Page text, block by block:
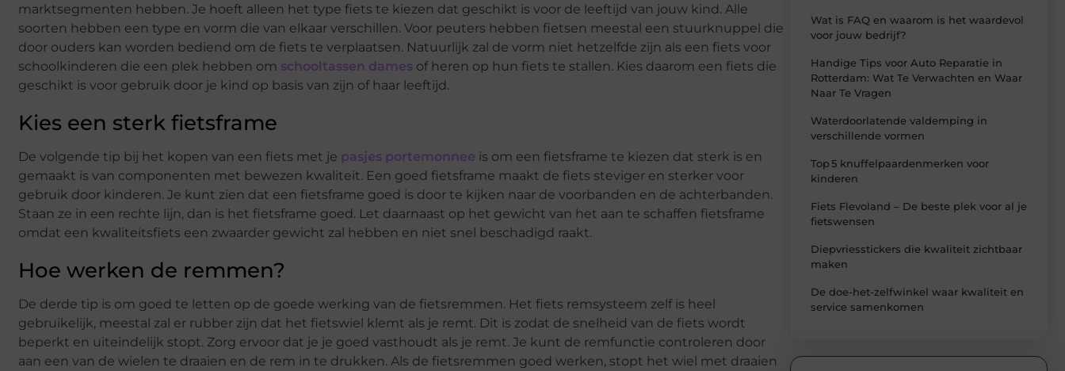
marktsegmenten hebben. Je hoeft alleen het type fiets te kiezen dat geschikt is voor de leeftijd van jouw kind. Alle
soorten hebben een type en vorm die van elkaar verschillen. Voor peuters hebben fietsen meestal een stuurknuppel die
door ouders kan worden bediend om de fiets te verplaatsen. Natuurlijk zal de vorm niet hetzelfde zijn als een fiets voor
schoolkinderen die een plek hebben om schooltassen dames of heren op hun fiets te stallen. Kies daarom een ​​fiets die
geschikt is voor gebruik door je kind op basis van zijn of haar leeftijd.
Kies een sterk fietsframe
De volgende tip bij het kopen van een fiets met je pasjes portemonnee is om een ​​fietsframe te kiezen dat sterk is en
gemaakt is van componenten met bewezen kwaliteit. Een goed fietsframe maakt de fiets steviger en sterker voor
gebruik door kinderen. Je kunt zien dat een fietsframe goed is door te kijken naar de voorbanden en de achterbanden.
Staan ze in een rechte lijn, dan is het fietsframe goed. Let daarnaast op het gewicht van het aan te schaffen fietsframe
omdat een kwaliteitsfiets een zwaarder gewicht zal hebben en niet snel beschadigd raakt.
Hoe werken de remmen?
De derde tip is om goed te letten op de goede werking van de fietsremmen. Het fiets remsysteem zelf is heel
gebruikelijk, meestal zal er rubber zijn dat het fietswiel klemt als je remt. Dit is zodat de snelheid van de fiets wordt
beperkt en uiteindelijk stopt. Zorg ervoor dat je je goed vasthoudt als je remt. Je kunt de remfunctie controleren door
aan een van de wielen te draaien en de rem in te drukken. Als de fietsremmen goed werken, stopt het wiel met draaien
Wat is FAQ en waarom is het waardevol
voor jouw bedrijf?
Handige Tips voor Auto Reparatie in
Rotterdam: Wat Te Verwachten en Waar
Naar Te Vragen
Waterdoorlatende valdemping in
verschillende vormen
Top 5 knuffelpaardenmerken voor
kinderen
Fiets Flevoland – De beste plek voor al je
fietswensen
Diepvriesstickers die kwaliteit zichtbaar
maken
De doe-het-zelfwinkel waar kwaliteit en
service samenkomen